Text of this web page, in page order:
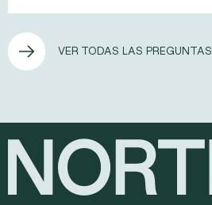
VER TODAS LAS PREGUNTAS